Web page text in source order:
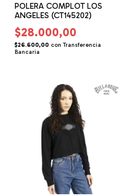
POLERA COMPLOT LOS
ANGELES (CT145202)
$28.000,00
$26.600,00 con Transferencia
Bancaria